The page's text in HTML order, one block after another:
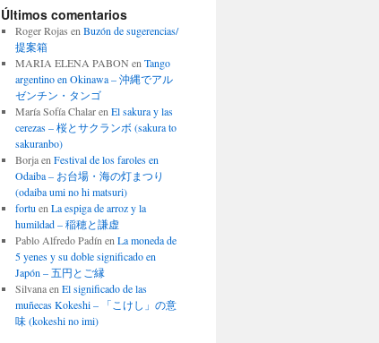
Últimos comentarios
Roger Rojas en Buzón de sugerencias/
提案箱
MARIA ELENA PABON en Tango
argentino en Okinawa – 沖縄でアル
ゼンチン・タンゴ
María Sofía Chalaren El sakura y las
cerezas – 桜とサクランボ (sakura to
sakuranbo)
Borjaen Festival de los faroles en
Odaiba – お台場・海の灯まつり
(odaiba umi no hi matsuri)
fortu en La espiga de arroz y la
humildad – 稲穂と謙虚
Pablo Alfredo Padín en La moneda de
5 yenes y su doble significado en
Japón – 五円とご縁
Silvanaen El significado de las
muñecas Kokeshi – 「こけし」の意
味 (kokeshi no imi)